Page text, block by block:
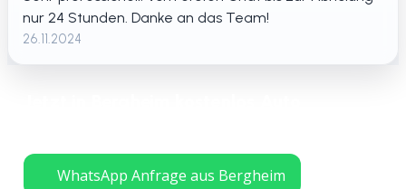
nur 24 Stunden. Danke an das Team!
26.11.2024
WhatsApp Anfrage aus Bergheim